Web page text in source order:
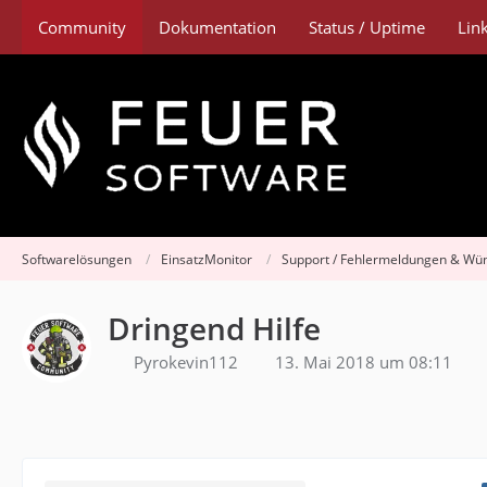
Community Dokumentation Status / Uptime
Softwarelösungen EinsatzMonitor Support / Fehlermeldungen &
Dringend Hilfe
Pyrokevin112 13. Mai 2018 um 08:11